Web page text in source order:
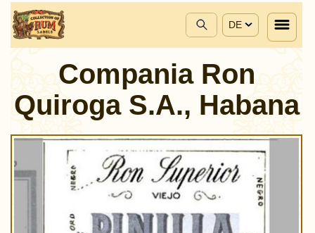
DE
Compania Ron
Quiroga S.A., Habana